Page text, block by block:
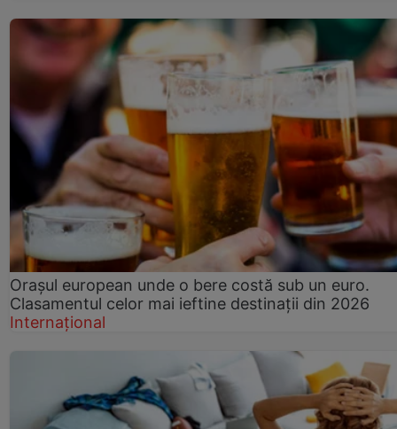
Orașul european unde o bere costă sub un euro.
Clasamentul celor mai ieftine destinații din 2026
Internațional